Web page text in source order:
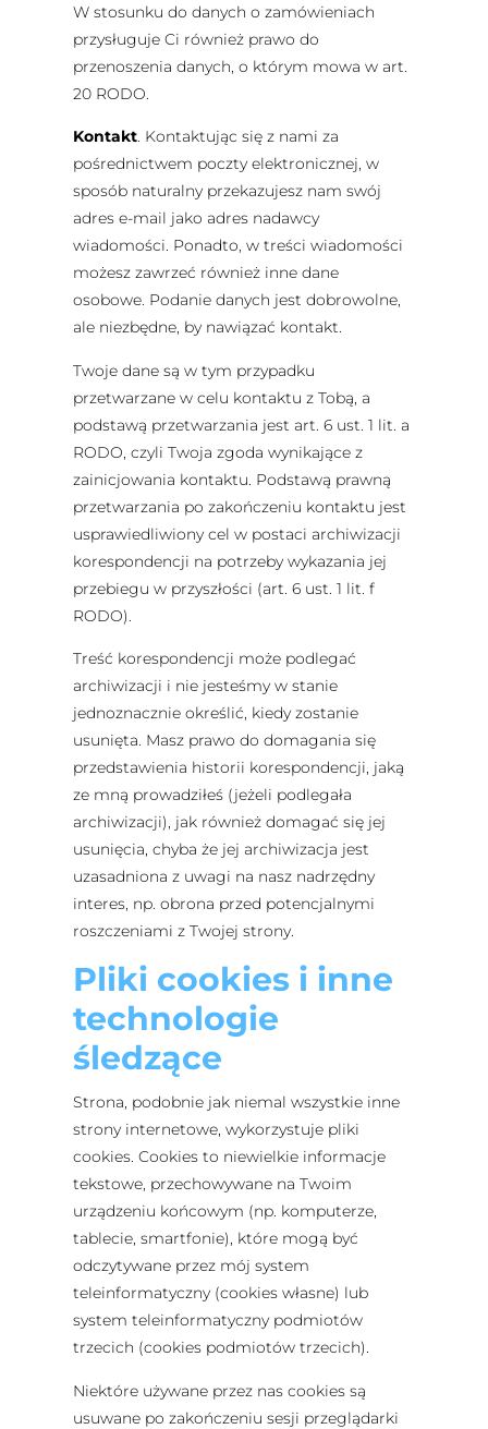
W stosunku do danych o zamówieniach
przysługuje Ci również prawo do
przenoszenia danych, o którym mowa w art.
20 RODO.
Kontakt. Kontaktując się z nami za
pośrednictwem poczty elektronicznej, w
sposób naturalny przekazujesz nam swój
adres e-mail jako adres nadawcy
wiadomości. Ponadto, w treści wiadomości
możesz zawrzeć również inne dane
osobowe. Podanie danych jest dobrowolne,
ale niezbędne, by nawiązać kontakt.
Twoje dane są w tym przypadku
przetwarzane w celu kontaktu z Tobą, a
podstawą przetwarzania jest art. 6 ust. 1 lit. a
RODO, czyli Twoja zgoda wynikające z
zainicjowania kontaktu. Podstawą prawną
przetwarzania po zakończeniu kontaktu jest
usprawiedliwiony cel w postaci archiwizacji
korespondencji na potrzeby wykazania jej
przebiegu w przyszłości (art. 6 ust. 1 lit. f
RODO).
Treść korespondencji może podlegać
archiwizacji i nie jesteśmy w stanie
jednoznacznie określić, kiedy zostanie
usunięta. Masz prawo do domagania się
przedstawienia historii korespondencji, jaką
ze mną prowadziłeś (jeżeli podlegała
archiwizacji), jak również domagać się jej
usunięcia, chyba że jej archiwizacja jest
uzasadniona z uwagi na nasz nadrzędny
interes, np. obrona przed potencjalnymi
roszczeniami z Twojej strony.
Pliki cookies i inne
technologie
śledzące
Strona, podobnie jak niemal wszystkie inne
strony internetowe, wykorzystuje pliki
cookies. Cookies to niewielkie informacje
tekstowe, przechowywane na Twoim
urządzeniu końcowym (np. komputerze,
tablecie, smartfonie), które mogą być
odczytywane przez mój system
teleinformatyczny (cookies własne) lub
system teleinformatyczny podmiotów
trzecich (cookies podmiotów trzecich).
Niektóre używane przez nas cookies są
usuwane po zakończeniu sesji przeglądarki